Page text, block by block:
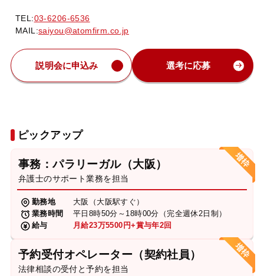
TEL:03-6206-6536
MAIL:saiyou@atomfirm.co.jp
説明会に申込み 選考に応募
ピックアップ
事務：パラリーガル（大阪）
弁護士のサポート業務を担当
勤務地
大阪（大阪駅すぐ）
業務時間
平日8時50分～18時00分（完全週休2日制）
給与
月給23万5500円+賞与年2回
予約受付オペレーター（契約社員）
法律相談の受付と予約を担当